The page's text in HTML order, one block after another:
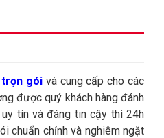
gói và cung cấp cho các
được quý khách hàng đánh
tín và đáng tin cậy thì 24h
chuẩn chỉnh và nghiêm ngặt